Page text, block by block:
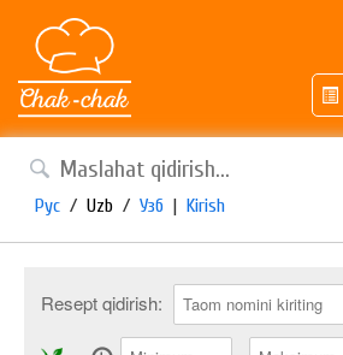
Рус / Uzb / Узб | Kirish
Resept qidirish: